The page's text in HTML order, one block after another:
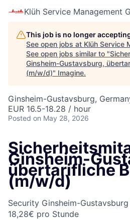
Klüh Service Management
This job is no longer
See open jobs at Klüh Service
See open jobs similar to "
Ginsheim-Gustavsburg,
(m/w/d)" Imagine.
Ginsheim-Gustavsburg,
EUR 16.5-18.28 / hour
Posted on May 28, 2026
Ginsheim-
übertarifliche
(m/w/d)
Security Ginsheim-Gustavsburg
18,28€ pro Stunde